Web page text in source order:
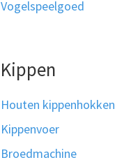
Vogelspeelgoed
Kippen
Houten kippenhokken
Kippenvoer
Broedmachine